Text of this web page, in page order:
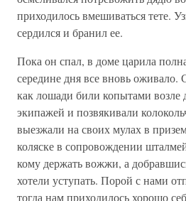
приходилось вмешиваться тете.
сердился и бранил ее.
Пока он спал, в доме царила
середине дня все вновь
как лошади били копытами возле
экипажей и позвякивали
выезжали на своих мулах в
коляске в сопровождении
кому держать вожжи, а
хотели уступать. Порой с нами
тогда нам приходилось хорошо